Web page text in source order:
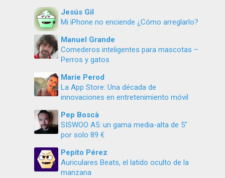
Jesús Gil
Mi iPhone no enciende ¿Cómo arreglarlo?
Manuel Grande
Comederos inteligentes para mascotas –
Perros y gatos
Marie Perod
La App Store: Una década de
innovaciones en entretenimiento móvil
Pep Boscà
SISWOO A5: un gama media-alta de 5″
por solo 89 €
Pepito Pérez
Auriculares Beats, el latido oculto de la
manzana